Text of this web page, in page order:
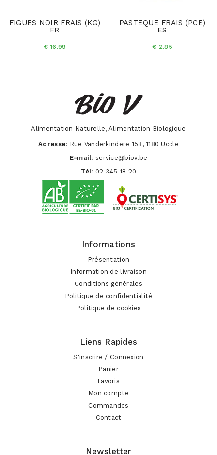
FIGUES NOIR FRAIS (KG)
FR
€ 16.99
PASTEQUE FRAIS (PCE)
ES
€ 2.85
Alimentation Naturelle, Alimentation Biologique
Adresse: Rue Vanderkindere 158, 1180 Uccle
E-mail: service@biov.be
Tél: 02 345 18 20
Informations
Présentation
Information de livraison
Conditions générales
Politique de confidentialité
Politique de cookies
Liens Rapides
S'inscrire / Connexion
Panier
Favoris
Mon compte
Commandes
Contact
Newsletter